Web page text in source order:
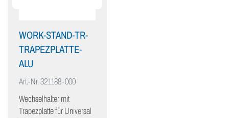
WORK-STAND-TR-
TRAPEZPLATTE-
ALU
Art.-Nr.321188-000
Wechselhalter mit
Trapezplatte für Universal